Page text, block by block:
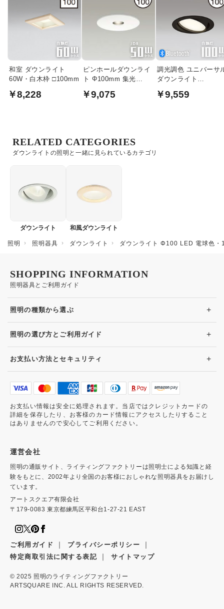
和室 ダウンライト
60W・白木枠 □100mm
￥8,228
ピンホールダウンライ
ト Φ100mm 集光
￥9,075
調光調色 ユニバーサ
ダウンライト
ラック
￥9,559
ダウンライトの照明と一緒に見られているカテゴリ
RELATED CATEGORIES
ダウンライト 和風ダウンライト
照明 照明器具 ダウンライト ダウンライト Φ100 LED 電球色・
照明器具とご利用ガイド
SHOPPING INFORMATION
照明の種類から選ぶ +
照明の選び方とご利用ガイド +
お支払い方法とセキュリティ +
お支払い情報は安全に処理されます。当店ではクレジットカードの
詳細を保存したり、お客様のカード情報にアクセスしたりすること
はありませんので安心してご利用ください。
運営会社
照明の通販サイト、ライティングファクトリーは照明士による知識と経
験をもとに、2002年より全国のお客様におしゃれな照明器具をお届けし
ています。
アートスクエア有限会社
〒179-0083 東京都練馬区平和台1-27-21 EAST
ご利用ガイド ｜ プライバシーポリシー ｜
特定商取引法に関する表記 ｜ サイトマップ
© 2025 照明のライティングファクトリー
ARTSQUARE INC. ALL RIGHTS RESERVED.